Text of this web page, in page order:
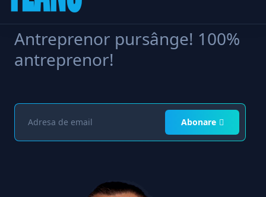
Cine sunt? Cine nu sunt?
Antreprenor pursânge! 100%
antreprenor!
Abonare